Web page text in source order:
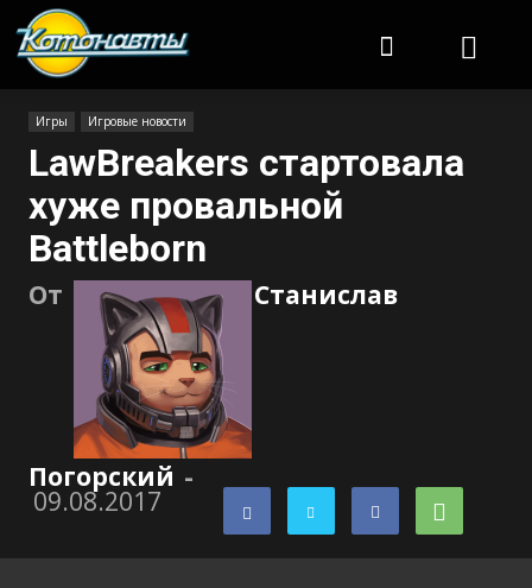
Игры Игровые новости
LawBreakers стартовала
хуже провальной
Battleborn
От Станислав
Погорский -
09.08.2017